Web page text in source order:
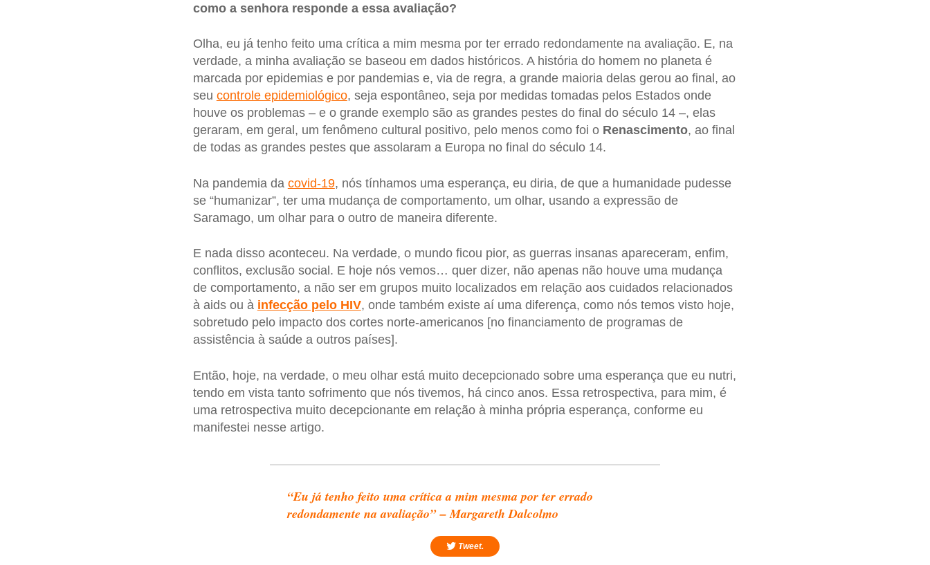
como a senhora responde a essa avaliação?
Olha, eu já tenho feito uma crítica a mim mesma por ter errado redondamente na avaliação. E, na
verdade, a minha avaliação se baseou em dados históricos. A história do homem no planeta é
marcada por epidemias e por pandemias e, via de regra, a grande maioria delas gerou ao final, ao
seu controle epidemiológico, seja espontâneo, seja por medidas tomadas pelos Estados onde
houve os problemas – e o grande exemplo são as grandes pestes do final do século 14 –, elas
geraram, em geral, um fenômeno cultural positivo, pelo menos como foi o Renascimento, ao final
de todas as grandes pestes que assolaram a Europa no final do século 14.
Na pandemia da covid-19, nós tínhamos uma esperança, eu diria, de que a humanidade pudesse
se “humanizar”, ter uma mudança de comportamento, um olhar, usando a expressão de
Saramago, um olhar para o outro de maneira diferente.
E nada disso aconteceu. Na verdade, o mundo ficou pior, as guerras insanas apareceram, enfim,
conflitos, exclusão social. E hoje nós vemos… quer dizer, não apenas não houve uma mudança
de comportamento, a não ser em grupos muito localizados em relação aos cuidados relacionados
à aids ou à infecção pelo HIV, onde também existe aí uma diferença, como nós temos visto hoje,
sobretudo pelo impacto dos cortes norte-americanos [no financiamento de programas de
assistência à saúde a outros países].
Então, hoje, na verdade, o meu olhar está muito decepcionado sobre uma esperança que eu nutri,
tendo em vista tanto sofrimento que nós tivemos, há cinco anos. Essa retrospectiva, para mim, é
uma retrospectiva muito decepcionante em relação à minha própria esperança, conforme eu
manifestei nesse artigo.
“Eu já tenho feito uma crítica a mim mesma por ter errado
redondamente na avaliação” – Margareth Dalcolmo
Tweet.